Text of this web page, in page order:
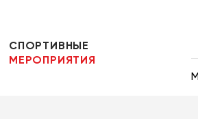
СПОРТИВНЫЕ
МЕРОПРИЯТИЯ